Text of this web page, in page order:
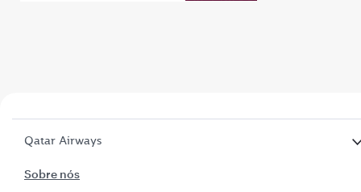
Qatar Airways
Sobre nós